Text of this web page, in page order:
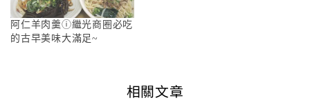
阿仁羊肉羹ⓘ繼光商圈必吃
的古早美味大滿足~
相關文章